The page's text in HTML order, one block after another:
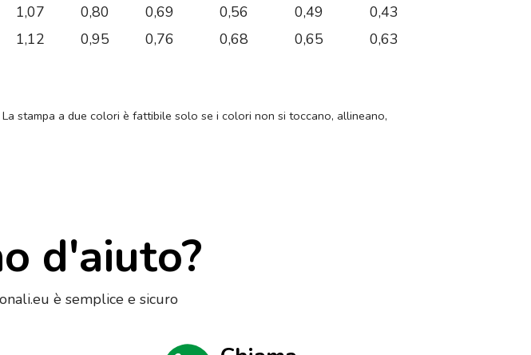
1,07 0,80 0,69 0,56 0,49
0,43
1,12 0,95 0,76 0,68 0,65 0,63
stampa a due colori è fattibile solo se i colori non si toccano, allineano,
d'aiuto?
è semplice e sicuro